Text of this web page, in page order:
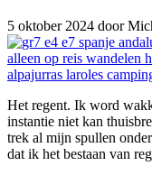
5 oktober 2024 door
Het regent. Ik word
instantie niet kan
trek al mijn spullen
dat ik het bestaan van